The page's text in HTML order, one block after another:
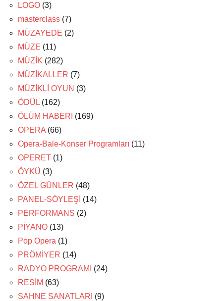
LOGO (3)
masterclass (7)
MÜZAYEDE (2)
MÜZE (11)
MÜZİK (282)
MÜZİKALLER (7)
MÜZİKLİ OYUN (3)
ÖDÜL (162)
ÖLÜM HABERİ (169)
OPERA (66)
Opera-Bale-Konser Programları (11)
OPERET (1)
ÖYKÜ (3)
ÖZEL GÜNLER (48)
PANEL-SÖYLEŞİ (14)
PERFORMANS (2)
PİYANO (13)
Pop Opera (1)
PRÖMİYER (14)
RADYO PROGRAMI
(24)
RESİM (63)
SAHNE SANATLARI (9)